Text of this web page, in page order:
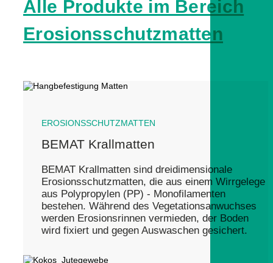
Alle Produkte im Bereich
Erosionsschutzmatten
EROSIONSSCHUTZMATTEN
BEMAT Krallmatten
BEMAT Krallmatten sind dreidimensionale
Erosionsschutzmatten, die aus einem Wirrgelege
aus Polypropylen (PP) - Monofilamenten
bestehen. Während des Vegetationsanwuchses
werden Erosionsrinnen vermieden, der Boden
wird fixiert und gegen Auswaschen gesichert.